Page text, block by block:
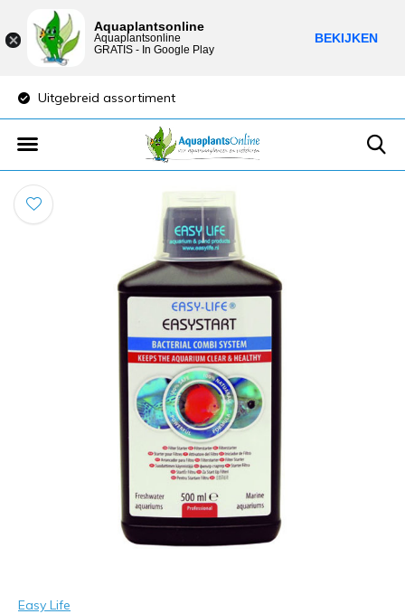
Uitgebreid assortiment
Easy Life
Aquaplantsonline
Aquaplantsonline
GRATIS - In Google Play
BEKIJKEN